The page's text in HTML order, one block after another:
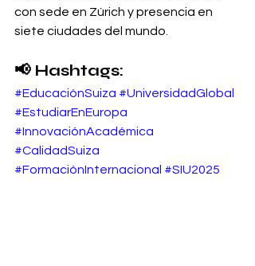
con sede en Zúrich y presencia en
siete ciudades del mundo.
📢 Hashtags:
#EducaciónSuiza #UniversidadGlobal
#EstudiarEnEuropa
#InnovaciónAcadémica
#CalidadSuiza
#FormaciónInternacional #SIU2025